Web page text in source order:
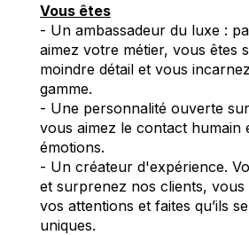
Vous êtes
- Un ambassadeur du luxe :
aimez votre métier, vous êtes
moindre détail et vous
gamme.
- Une personnalité ouverte
vous aimez le contact humain
émotions.
- Un créateur d'expérience.
et surprenez nos clients, vous
vos attentions et faites qu’ils
uniques.